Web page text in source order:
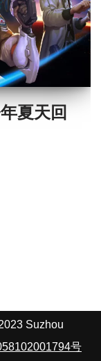
夏天回
Suzhou
号